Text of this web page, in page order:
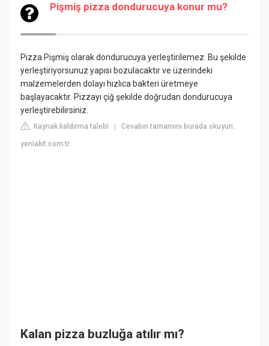
Pişmiş pizza dondurucuya konur mu?
Pizza Pişmiş olarak dondurucuya yerleştirilemez. Bu şekilde
yerleştiriyorsunuz yapısı bozulacaktır ve üzerindeki
malzemelerden dolayı hızlıca bakteri üretmeye
başlayacaktır. Pizzayı çiğ şekilde doğrudan dondurucuya
yerleştirebilirsiniz.
Kaynak kaldırma talebi |Cevabın tamamını burada okuyun:
yeniakit.com.tr
Kalan pizza buzluğa atılır mı?